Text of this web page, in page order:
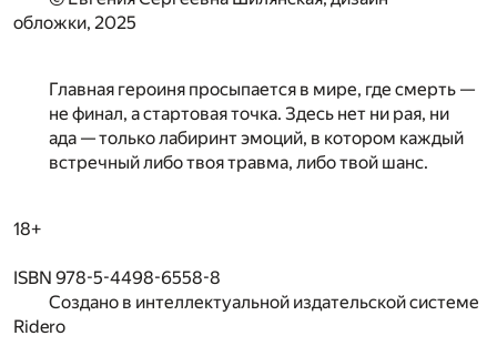
обложки, 2025
Главная героиня просыпается в мире, где смерть —
не финал, а стартовая точка. Здесь нет ни рая, ни
ада — только лабиринт эмоций, в котором каждый
встречный либо твоя травма, либо твой шанс.
18+
ISBN 978-5-4498-6558-8
Создано в интеллектуальной издательской системе
Ridero